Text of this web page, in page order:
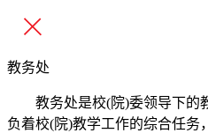
教务处
教务处是校(院)委领导下的
负着校(院)教学工作的综合任务